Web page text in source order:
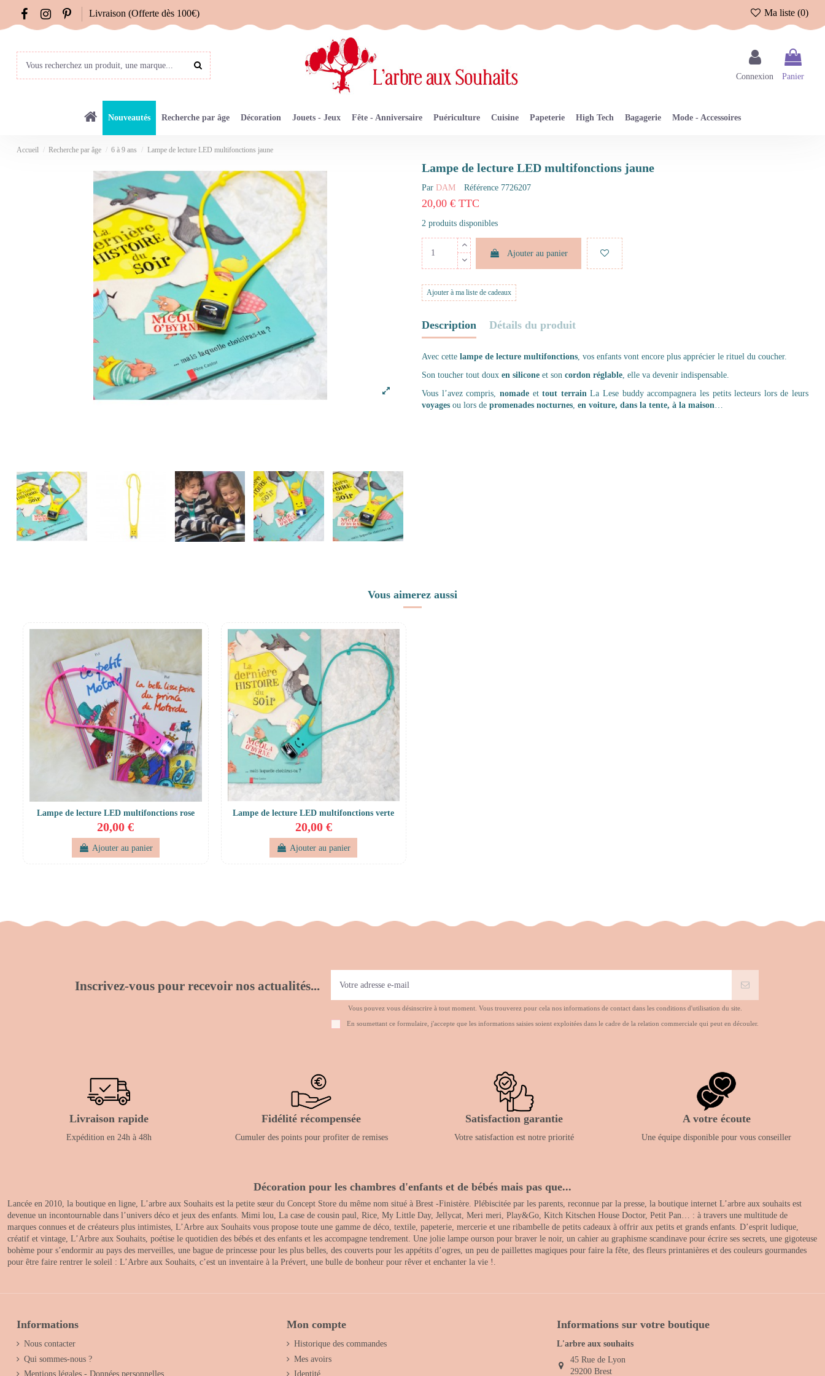
Livraison (Offerte dès 100€) Ma liste (0)
Connexion Panier
Nouveautés Recherche par âge Décoration Jouets - Jeux Fête - Anniversaire Puériculture Cuisine Papeterie High Tech Bagagerie Mode - Accessoires
Accueil Recherche par âge 6 à 9 ans Lampe de lecture LED multifonctions jaune
Lampe de lecture LED multifonctions jaune
Par DAM Référence 7726207
20,00 € TTC
2 produits disponibles
Ajouter au panier
Ajouter à ma liste de cadeaux
Description Détails du produit
Avec cette lampe de lecture multifonctions , vos enfants vont encore plus apprécier le rituel du coucher.
Son toucher tout doux en silicone et son cordon réglable, elle va devenir indispensable.
Vous l’avez compris, nomade ettout terrainLa Lese buddy accompagnera les petits lecteurs lors de leurs
voyages ou lors de promenades nocturnes, en voiture, dans la tente, à la maison…
Vous aimerez aussi
Lampe de lecture LED multifonctions rose
20,00 €
Ajouter au panier
Lampe de lecture LED multifonctions verte
20,00 €
Ajouter au panier
Inscrivez-vous pour recevoir nos actualités...
Vous pouvez vous désinscrire à tout moment. Vous trouverez pour cela nos informations de contact dans les conditions d'utilisation du site.
En soumettant ce formulaire, j'accepte que les informations saisies soient exploitées dans le cadre de la relation commerciale qui peut en découler.
Livraison rapide
Expédition en 24h à 48h
Fidélité récompensée
Cumuler des points pour profiter de remises
Satisfaction garantie
Votre satisfaction est notre priorité
A votre écoute
Une équipe disponible pour vous conseiller
Décoration pour les chambres d'enfants et de bébés mais pas que...
Lancée en 2010, la boutique en ligne, L’arbre aux Souhaits est la petite sœur du Concept Store du même nom situé à Brest -Finistère. Plébiscitée par les parents, reconnue par la presse, la boutique internet L’arbre aux souhaits est
devenue un incontournable dans l’univers déco et jeux des enfants. Mimi lou, La case de cousin paul, Rice, My Little Day, Jellycat, Meri meri, Play&Go, Kitch Kitschen House Doctor, Petit Pan… : à travers une multitude de
marques connues et de créateurs plus intimistes, L’Arbre aux Souhaits vous propose toute une gamme de déco, textile, papeterie, mercerie et une ribambelle de petits cadeaux à offrir aux petits et grands enfants. D’esprit ludique,
créatif et vintage, L’Arbre aux Souhaits, poétise le quotidien des bébés et des enfants et les accompagne tendrement. Une jolie lampe ourson pour braver le noir, un cahier au graphisme scandinave pour écrire ses secrets, une gigoteuse
bohème pour s’endormir au pays des merveilles, une bague de princesse pour les plus belles, des couverts pour les appétits d’ogres, un peu de paillettes magiques pour faire la fête, des fleurs printanières et des couleurs gourmandes
pour être faire rentrer le soleil : L’Arbre aux Souhaits, c’est un inventaire à la Prévert, une bulle de bonheur pour rêver et enchanter la vie !.
Informations
Nous contacter
Qui sommes-nous ?
Mentions légales - Données personnelles
Mon compte
Historique des commandes
Mes avoirs
Identité
Informations sur votre boutique
L'arbre aux souhaits
45 Rue de Lyon
29200 Brest